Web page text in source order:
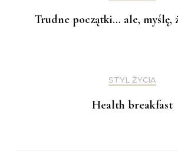
Trudne początki… ale, myślę,
STYL ŻYCIA
Health breakfast